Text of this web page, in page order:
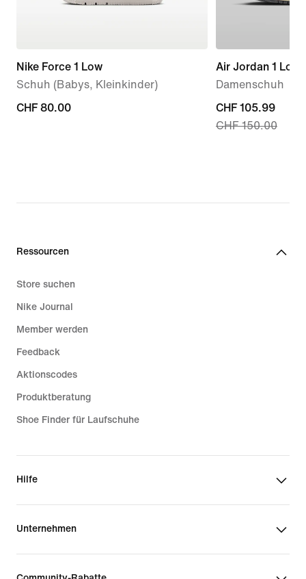
Nike Force 1 Low
Schuh (Babys, Kleinkinder)
CHF 80.00
CHF 80.00
Air Jordan 1 Low
Damenschuh
current
price
CHF 150.00
CHF 105.99
CHF 150.00
Ressourcen
Store suchen
Nike Journal
Member werden
Feedback
Aktionscodes
Produktberatung
Shoe Finder für Laufschuhe
Hilfe
Unternehmen